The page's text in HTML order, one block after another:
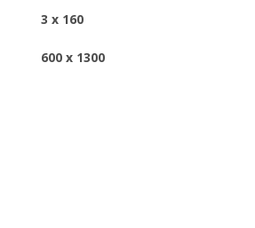
3 x 160
600 x 1300